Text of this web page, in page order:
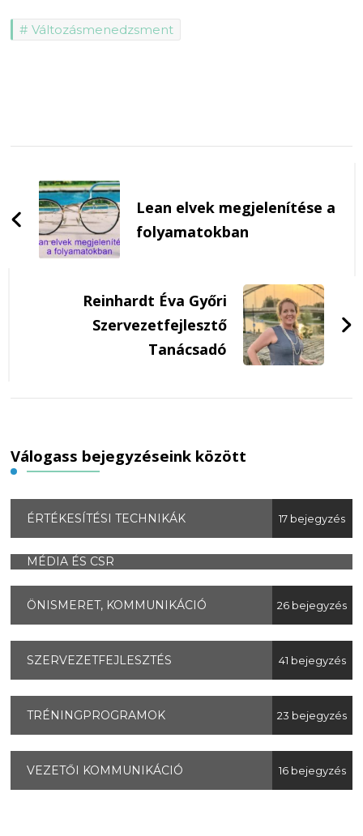
Változásmenedzsment
Navigation
Lean elvek megjelenítése a
folyamatokban
Reinhardt Éva Győri
Szervezetfejlesztő
Tanácsadó
Válogass bejegyzéseink között
ÉRTÉKESÍTÉSI TECHNIKÁK 17 bejegyzés
MÉDIA ÉS CSR
ÖNISMERET, KOMMUNIKÁCIÓ 26 bejegyzés
SZERVEZETFEJLESZTÉS 41 bejegyzés
TRÉNINGPROGRAMOK 23 bejegyzés
VEZETŐI KOMMUNIKÁCIÓ 16 bejegyzés